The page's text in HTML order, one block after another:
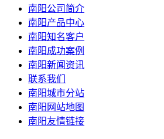
南阳公司简介
南阳产品中心
南阳知名客户
南阳成功案例
南阳新闻资讯
联系我们
南阳城市分站
南阳网站地图
南阳友情链接